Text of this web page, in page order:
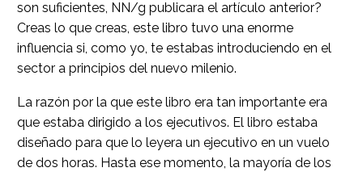
son suficientes, NN/g publicara el artículo anterior?
Creas lo que creas, este libro tuvo una enorme
influencia si, como yo, te estabas introduciendo en el
sector a principios del nuevo milenio.
La razón por la que este libro era tan importante era
que estaba dirigido a los ejecutivos. El libro estaba
diseñado para que lo leyera un ejecutivo en un vuelo
de dos horas. Hasta ese momento, la mayoría de los